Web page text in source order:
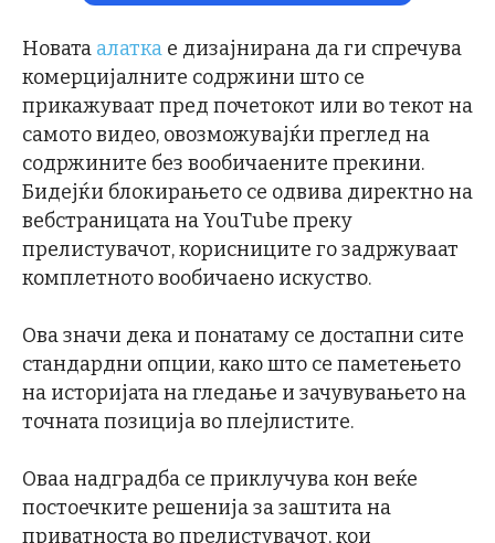
Новата алатка е дизајнирана да ги спречува
комерцијалните содржини што се
прикажуваат пред почетокот или во текот на
самото видео, овозможувајќи преглед на
содржините без вообичаените прекини.
Бидејќи блокирањето се одвива директно на
вебстраницата на YouTube преку
прелистувачот, корисниците го задржуваат
комплетното вообичаено искуство.
Ова значи дека и понатаму се достапни сите
стандардни опции, како што се паметењето
на историјата на гледање и зачувувањето на
точната позиција во плејлистите.
Оваа надградба се приклучува кон веќе
постоечките решенија за заштита на
приватноста во прелистувачот, кои